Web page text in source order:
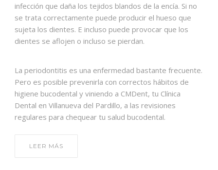
infección que daña los tejidos blandos de la encía. Si no
se trata correctamente puede producir el hueso que
sujeta los dientes. E incluso puede provocar que los
dientes se aflojen o incluso se pierdan.
La periodontitis es una enfermedad bastante frecuente.
Pero es posible prevenirla con correctos hábitos de
higiene bucodental y viniendo a CMDent, tu Clínica
Dental en Villanueva del Pardillo, a las revisiones
regulares para chequear tu salud bucodental.
LEER MÁS